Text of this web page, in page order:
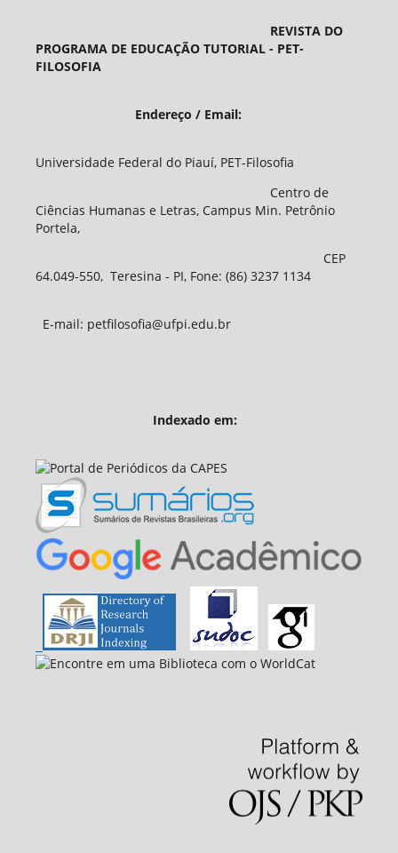
REVISTA DO
PROGRAMA DE EDUCAÇÃO TUTORIAL - PET-
FILOSOFIA
Endereço / Email:
Universidade Federal do Piauí, PET-Filosofia
Centro de
Ciências Humanas e Letras, Campus Min. Petrônio
Portela,
CEP
64.049-550, Teresina - PI, Fone: (86) 3237 1134
E-mail: petfilosofia@ufpi.edu.br
Indexado em: